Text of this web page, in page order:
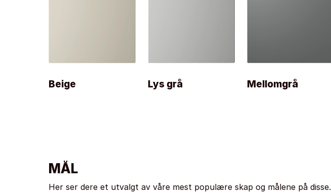
Beige Lys grå Mellomgrå
MÅL
Her ser dere et utvalgt av våre mest populære skap og målene på disse.